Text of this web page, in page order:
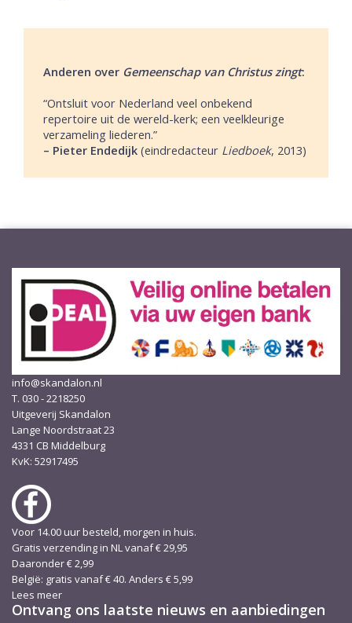
Anderen over Gemeenschap van Christus zingt:
“Ontsluit voor Nederland veel onbekend
repertoire uit de wereld-kerk; een veelkleurige
verzameling liederen.”
– Pieter Endedijk (eindredacteur Liedboek, 2013)
info@skandalon.nl
T. 030 - 2218250
Uitgeverij Skandalon
Lange Noordstraat 23
4331 CB Middelburg
KvK: 52917495
Voor 14.00 uur besteld, morgen in huis.
Gratis verzending in NL vanaf € 29,95
Daaronder € 2,99
België: gratis vanaf € 40. Anders € 5,99
Lees meer
Ontvang ons laatste nieuws en aanbiedingen